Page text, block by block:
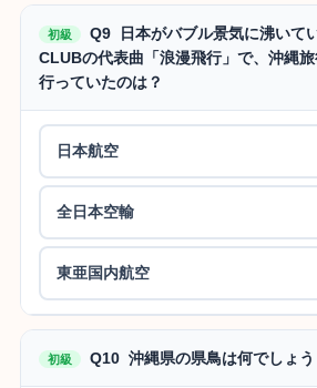
初級
Q9 日本がバブル景気に沸いて
CLUBの代表曲「浪漫飛行」で、沖縄
行っていたのは？
日本航空
全日本空輸
東亜国内航空
初級 Q10 沖縄県の県鳥は何でしょう